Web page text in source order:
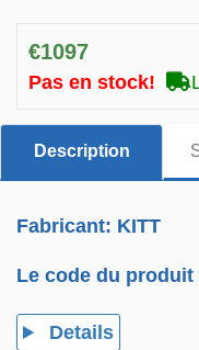
€1097
Pas en stock!
Description
Fabricant: KITT
Le code du
Details